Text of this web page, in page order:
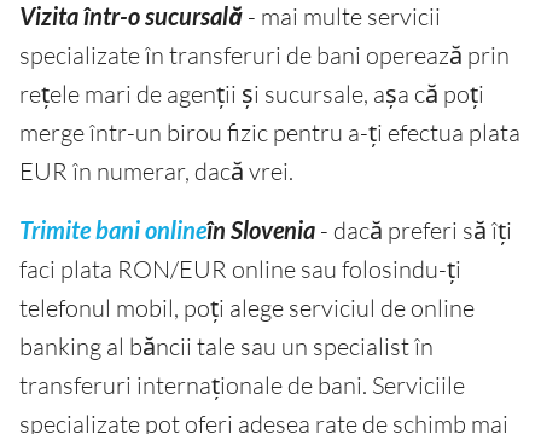
Vizita într-o sucursală - mai multe servicii
specializate în transferuri de bani operează prin
rețele mari de agenții și sucursale, așa că poți
merge într-un birou fizic pentru a-ți efectua plata
EUR în numerar, dacă vrei.
Trimite bani onlineîn Slovenia - dacă preferi să îți
faci plata RON/EUR online sau folosindu-ți
telefonul mobil, poți alege serviciul de online
banking al băncii tale sau un specialist în
transferuri internaționale de bani. Serviciile
specializate pot oferi adesea rate de schimb mai